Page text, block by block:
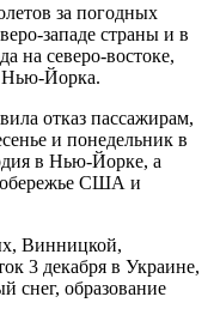
за погодных
западе страны и в
на северо-востоке,
Нью-Йорка.
отказ пассажирам,
и понедельник в
в Нью-Йорке, а
США и
Винницкой,
3 декабря в Украине,
снег, образование